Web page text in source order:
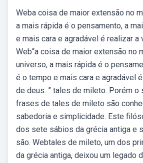
Weba coisa de maior extensão no
a mais rápida é o pensamento, a
e mais cara e agradável é realizar a
Web“a coisa de maior extensão no
universo, a mais rápida é o
é o tempo e mais cara e agradável
de deus. ” tales de mileto. Porém o
frases de tales de mileto são
sabedoria e simplicidade. Este
dos sete sábios da grécia antiga e
são. Webtales de mileto, um dos
da grécia antiga, deixou um legado